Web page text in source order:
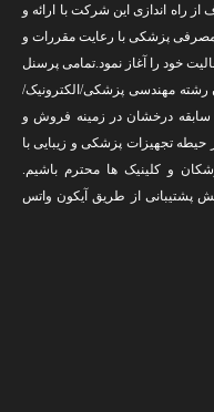
به ثبت رسید.هدف از راه اندازی این شرکت با ارائه و
پزشکی با رعایت مقررات و
خود را آغاز نمود.تمامی پرسنل
رشته مهندسی پزشکی/الکترونیک/
که با بیش از 10 سال سابقه درخشان در زمینه فروش و
تجهیزات پزشکی و زیبایی با
و کلینیک ها محترم باشیم.
پشتیبانی از طریق آیکون واتس